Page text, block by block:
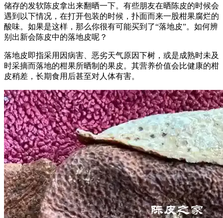
储存的发软陈皮拿出来翻晒一下。有些朋友在晒陈皮的时候会
遇到以下情况，在打开包装的时候，扑面而来一股柑果腐烂的
酸味。如果是这样，那么你很有可能买到了“落地皮”。如何辨
别出新会陈皮中的落地皮呢？
落地皮即指采用因病害、恶劣天气原因下树，或是成熟时未及
时采摘而落地的柑果所晒制的果皮。其营养价值会比健康的柑
皮稍差，长期食用后甚至对人体有害。